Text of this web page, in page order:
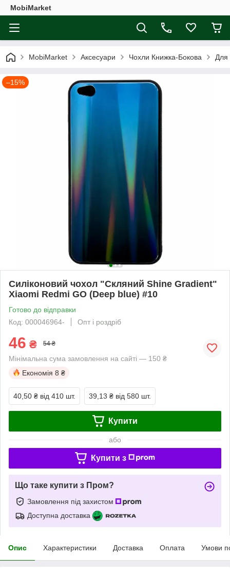
MobiMarket
MobiMarket Аксесуари Чохли Книжка-Бокова Для
–15%
Силіконовий чохол "Скляний Shine Gradient"
Xiaomi Redmi GO (Deep blue) #10
Готово до відправки
Код: 000046964-
Опт і роздріб
46 ₴ 54 ₴
Мінімальна сума замовлення на сайті — 150 ₴
Економія 8 ₴
40,50 ₴ від 410 шт. 39,13 ₴ від 580 шт.
Купити
або
Купити з
Що таке купити з Пром?
Замовлення під захистом
Доступна доставка
Опис Характеристики Доставка Оплата Умови